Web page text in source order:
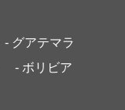
- グアテマラ
- ボリビア